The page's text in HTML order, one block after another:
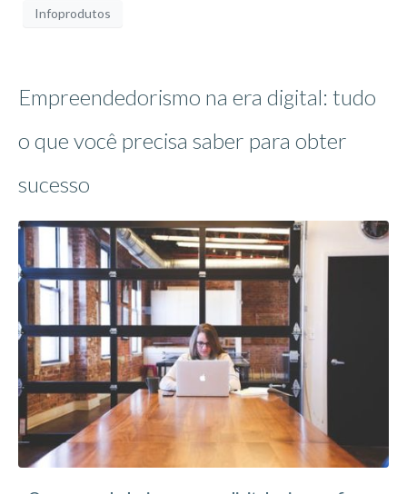
Infoprodutos
Empreendedorismo na era digital: tudo
o que você precisa saber para obter
sucesso